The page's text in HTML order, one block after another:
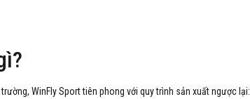
WinFly Sport tiên phong với quy trình sản xuất ngược lại: